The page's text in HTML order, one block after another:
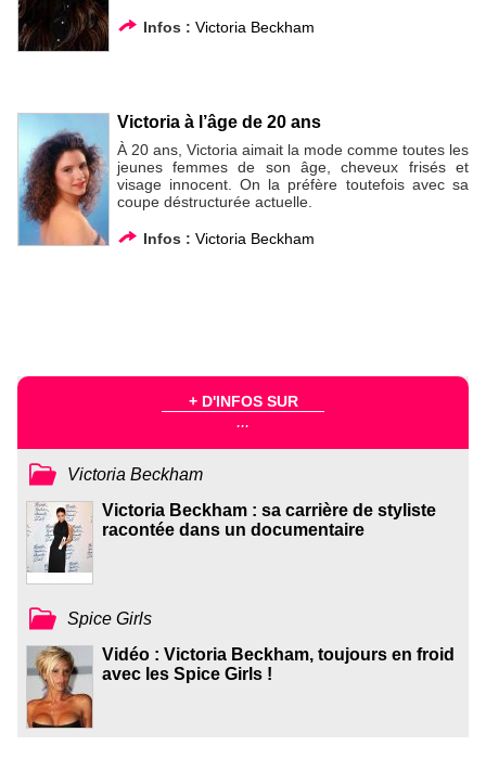
Infos : Victoria Beckham
Victoria à l’âge de 20 ans
À 20 ans, Victoria aimait la mode comme toutes les
jeunes femmes de son âge, cheveux frisés et
visage innocent. On la préfère toutefois avec sa
coupe déstructurée actuelle.
Infos : Victoria Beckham
+ D'INFOS SUR
...
Victoria Beckham
Victoria Beckham : sa carrière de styliste
racontée dans un documentaire
Spice Girls
Vidéo : Victoria Beckham, toujours en froid
avec les Spice Girls !